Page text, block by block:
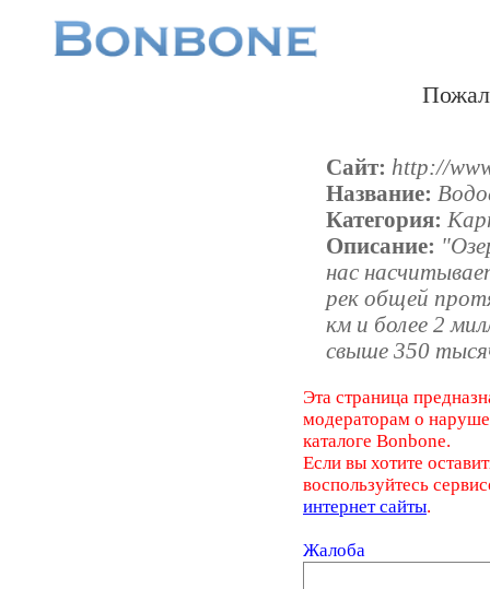
Сайт: http://
Название:
Категория:
Описание:
нас
рек общей
км и более 2
свыше 350
Эта страница
модераторам о
каталоге Bonbone.
Если вы хотите
воспользуйтесь
интернет сайты.
Жалоба